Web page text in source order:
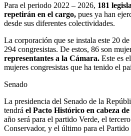
Para el periodo 2022 – 2026, 181
repetirán en el cargo, pues ya han
desde sus diferentes colectividades.
La corporación que se instala este 20
294 congresistas. De estos, 86 son
representantes a la Cámara. Este es
mujeres congresistas que ha tenido el
Senado
La presidencia del Senado de la
tendrá el Pacto Histórico en cabeza
año será para el partido Verde, el
Conservador, y el último para el